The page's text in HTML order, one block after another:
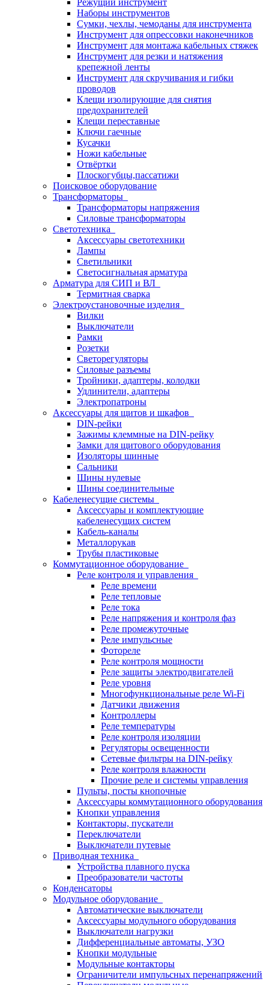
Режущий инструмент
Наборы инструментов
Сумки, чехлы, чемоданы для инструмента
Инструмент для опрессовки наконечников
Инструмент для монтажа кабельных стяжек
Инструмент для резки и натяжения
крепежной ленты
Инструмент для скручивания и гибки
проводов
Клещи изолирующие для снятия
предохранителей
Клещи переставные
Ключи гаечные
Кусачки
Ножи кабельные
Отвёртки
Плоскогубцы,пассатижи
Поисковое оборудование
Трансформаторы
Трансформаторы напряжения
Силовые трансформаторы
Светотехника
Аксессуары светотехники
Лампы
Светильники
Светосигнальная арматура
Арматура для СИП и ВЛ
Термитная сварка
Электроустановочные изделия
Вилки
Выключатели
Рамки
Розетки
Светорегуляторы
Силовые разъемы
Тройники, адаптеры, колодки
Удлинители, адаптеры
Электропатроны
Аксессуары для щитов и шкафов
DIN-рейки
Зажимы клеммные на DIN-рейку
Замки для щитового оборудования
Изоляторы шинные
Сальники
Шины нулевые
Шины соединительные
Кабеленесущие системы
Аксессуары и комплектующие
кабеленесущих систем
Кабель-каналы
Металлорукав
Трубы пластиковые
Коммутационное оборудование
Реле контроля и управления
Реле времени
Реле тепловые
Реле тока
Реле напряжения и контроля фаз
Реле промежуточные
Реле импульсные
Фотореле
Реле контроля мощности
Реле защиты электродвигателей
Реле уровня
Многофункциональные реле Wi-Fi
Датчики движения
Контроллеры
Реле температуры
Реле контроля изоляции
Регуляторы освещенности
Сетевые фильтры на DIN-рейку
Реле контроля влажности
Прочие реле и системы управления
Пульты, посты кнопочные
Аксессуары коммутационного оборудования
Кнопки управления
Контакторы, пускатели
Переключатели
Выключатели путевые
Приводная техника
Устройства плавного пуска
Преобразователи частоты
Конденсаторы
Модульное оборудование
Автоматические выключатели
Аксессуары модульного оборудования
Выключатели нагрузки
Дифференциальные автоматы, УЗО
Кнопки модульные
Модульные контакторы
Ограничители импульсных перенапряжений